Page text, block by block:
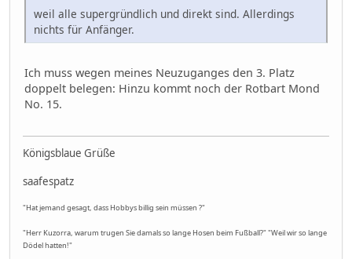
weil alle supergründlich und direkt sind. Allerdings
nichts für Anfänger.
Ich muss wegen meines Neuzuganges den 3. Platz
doppelt belegen: Hinzu kommt noch der Rotbart Mond
No. 15.
Königsblaue Grüße
saafespatz
"Hat jemand gesagt, dass Hobbys billig sein müssen ?"
"Herr Kuzorra, warum trugen Sie damals so lange Hosen beim Fußball?" "Weil wir so lange
Dödel hatten!"